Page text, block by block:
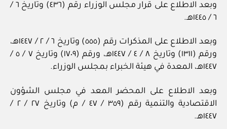
وبعد الاطلاع على قرار مجلس الوزراء رقم (٤٣٦) وتاريخ ٦ /
٦ / ١٤٤٥هـ.
وبعد الاطلاع على المذكرات رقم (٥٥٥) وتاريخ ٦ / ٢ / ١٤٤٧هـ،
ورقم (١٣١١) وتاريخ ٨ / ٤ / ١٤٤٧هـ، ورقم (١٧٠٩) وتاريخ ٧ / ٥ /
١٤٤٧هـ، المعدة في هيئة الخبراء بمجلس الوزراء.
وبعد الاطلاع على المحضر المعد في مجلس الشؤون
الاقتصادية والتنمية رقم (٣٥٩ / ٤٧ / م) وتاريخ ٢٧ / ٢ /
١٤٤٧هـ.